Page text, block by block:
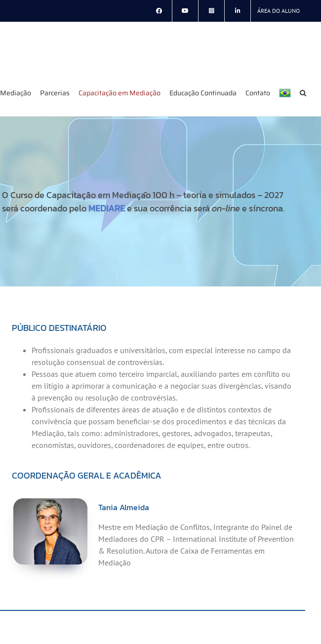
ÁREA DO ALUNO
Mediação Parcerias Capacitação em Mediação Educação Continuada Contato
O Curso de Capacitação em Mediaçāo 100 h – teoria e simulados – 2027
será coordenado peloMEDIAREe sua ocorrência seráon-linee síncrona.
PÚBLICO DESTINATÁRIO
Profissionais graduados e universitários, com especial interesse no campo da
resolução consensual de controvérsias.
Pessoas que atuem como terceiro imparcial, auxiliando partes em conflito ou
em litígio a aprimorar a comunicação e a negociar suas divergências, visando
à prevenção ou resolução de controvérsias.
Profissionais de diferentes áreas de atuação e de distintos contextos de
convivência que possam beneficiar-se dos procedimentos e das técnicas da
Mediação, tais como: administradores, gestores, advogados, terapeutas,
economistas, ouvidores, coordenadores de equipes, entre outros.
COORDENAÇÃO GERAL E ACADÊMICA
Tania Almeida
Mestre em Mediação de Conflitos, Integrante do Painel de
Mediadores do CPR – International Institute of Prevention
& Resolution. Autora de Caixa de Ferramentas em
Mediação